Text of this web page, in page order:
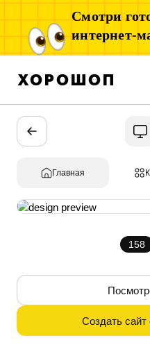
Смотри
интернет-
Главная
158
Создать